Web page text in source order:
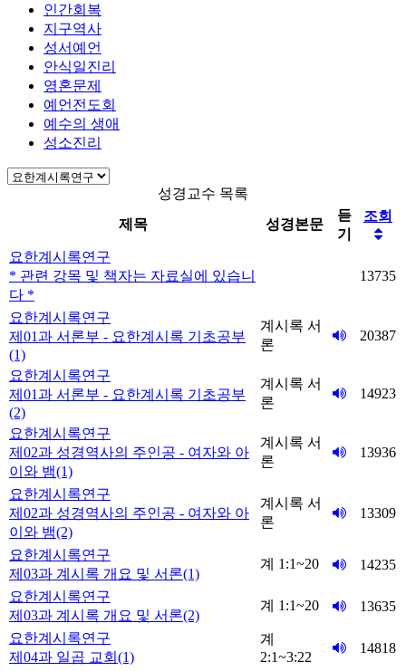
인간회복
지구역사
성서예언
안식일진리
영혼문제
예언전도회
예수의 생애
성소진리
성경교수 목록
제목
성경본문
듣
기
조회
요한계시록연구
* 관련 강목 및 책자는 자료실에 있습니
다 *
13735
요한계시록연구
제01과 서론부 - 요한계시록 기초공부
(1)
계시록 서
론
20387
요한계시록연구
제01과 서론부 - 요한계시록 기초공부
(2)
계시록 서
론
14923
요한계시록연구
제02과 성경역사의 주인공 - 여자와 아
이와 뱀(1)
계시록 서
론
13936
요한계시록연구
제02과 성경역사의 주인공 - 여자와 아
이와 뱀(2)
계시록 서
론
13309
요한계시록연구
제03과 계시록 개요 및 서론(1)
계 1:1~20 14235
요한계시록연구
제03과 계시록 개요 및 서론(2)
계 1:1~20 13635
요한계시록연구
제04과 일곱 교회(1)
계
2:1~3:22
14818